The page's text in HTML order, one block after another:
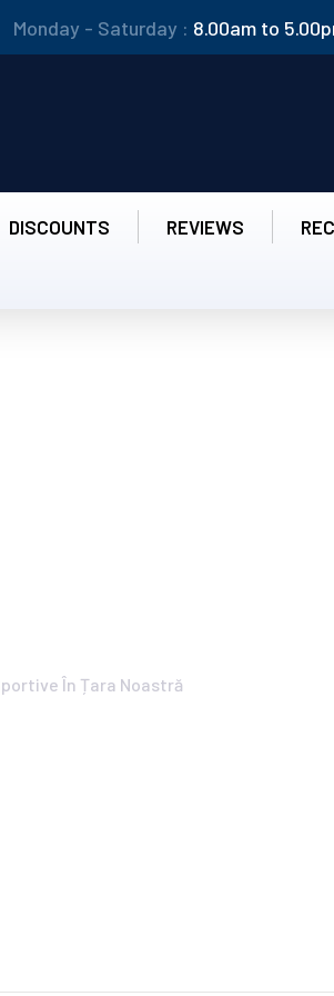
Monday - Saturday : 8.00am to
DISCOUNTS REVIEWS
În Țara Noastră